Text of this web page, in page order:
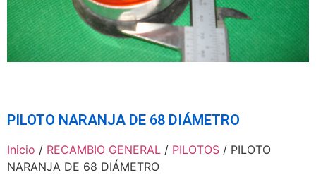
PILOTO NARANJA DE 68 DIÁMETRO
Inicio / RECAMBIO GENERAL / PILOTOS / PILOTO
NARANJA DE 68 DIÁMETRO